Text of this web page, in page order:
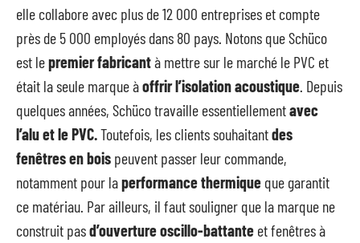
elle collabore avec plus de 12 000 entreprises et compte
près de 5 000 employés dans 80 pays. Notons que Schüco
est lepremier fabricantà mettre sur le marché le PVC et
était la seule marque àoffrir l’isolation acoustique. Depuis
quelques années, Schüco travaille essentiellementavec
l’alu et le PVC.Toutefois, les clients souhaitantdes
fenêtres en bois peuvent passer leur commande,
notamment pour laperformance thermique que garantit
ce matériau. Par ailleurs, il faut souligner que la marque ne
construit pasd’ouverture oscillo-battante et fenêtres à